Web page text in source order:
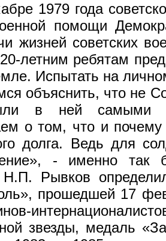
1979 года
помощи
жизней советских
летним ребятам
Испытать на
объяснить, что не
в ней самыми
о том, что и
долга. Ведь для
- именно так
Н.П. Рывков
прошедшей 17
звезды, медаль